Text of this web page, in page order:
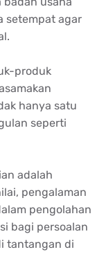
setempat agar
produk
hanya satu
seperti
adalah
pengalaman
pengolahan
bagi persoalan
tantangan di